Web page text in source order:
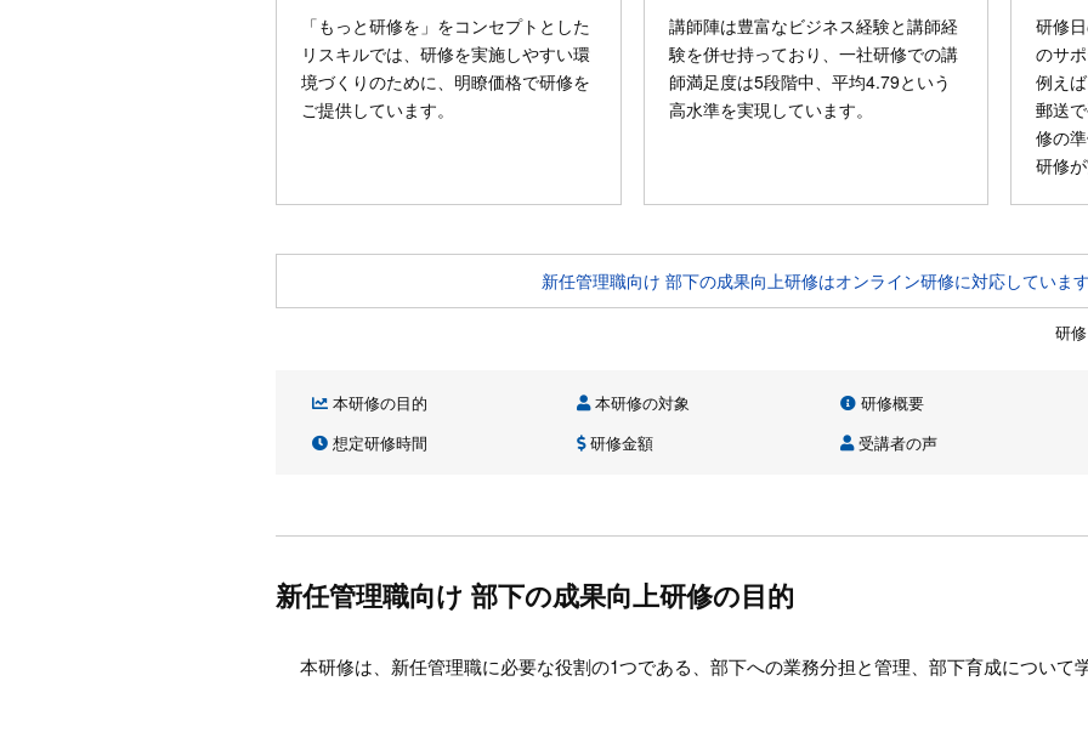
「もっと研修を」をコンセプトとした
リスキルでは、研修を実施しやすい環
境づくりのために、明瞭価格で研修を
ご提供しています。
講師陣は豊富なビジネス経験と講師経
験を併せ持っており、一社研修での講
師満足度は5段階中、平均4.79という
高水準を実現しています。
研修
のサ
例え
郵送
修の
研修
新任管理職向け 部下の成果向上研修はオンライン研修に対応しています
研
本研修の目的 本研修の対象 研修概要
想定研修時間
研修金額 受講者の声
新任管理職向け 部下の成果向上研修の目的
本研修は、新任管理職に必要な役割の1つである、部下への業務分担と管理、部下育成について